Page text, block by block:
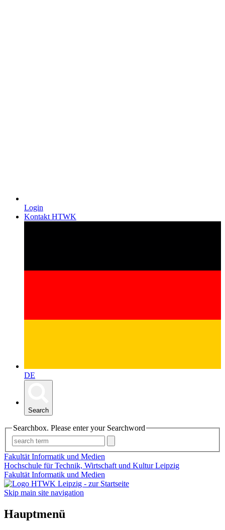
Login
Kontakt HTWK
DE
Search
Searchbox. Please enter your Searchword
Fakultät Informatik und Medien
Hochschule für Technik, Wirtschaft und Kultur Leipzig
Fakultät Informatik und Medien
Skip main site navigation
Hauptmenü